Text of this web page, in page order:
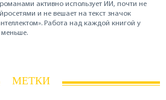
активно использует ИИ, почти не
и не вешает на текст значок
Работа над каждой книгой у
меньше.
МЕТКИ